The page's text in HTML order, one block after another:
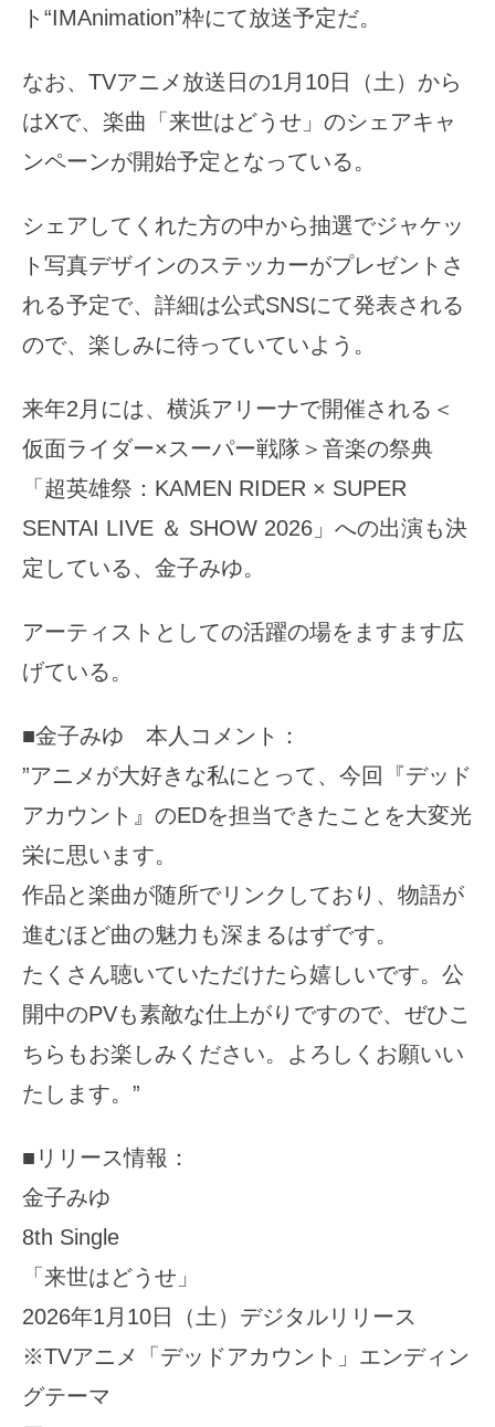
ト“IMAnimation”枠にて放送予定だ。
なお、TVアニメ放送日の1月10日（土）から
はXで、楽曲「来世はどうせ」のシェアキャ
ンペーンが開始予定となっている。
シェアしてくれた方の中から抽選でジャケッ
ト写真デザインのステッカーがプレゼントさ
れる予定で、詳細は公式SNSにて発表される
ので、楽しみに待っていていよう。
来年2月には、横浜アリーナで開催される＜
仮面ライダー×スーパー戦隊＞音楽の祭典
「超英雄祭：KAMEN RIDER × SUPER
SENTAI LIVE ＆ SHOW 2026」への出演も決
定している、金子みゆ。
アーティストとしての活躍の場をますます広
げている。
■金子みゆ 本人コメント：
”アニメが大好きな私にとって、今回『デッド
アカウント』のEDを担当できたことを大変光
栄に思います。
作品と楽曲が随所でリンクしており、物語が
進むほど曲の魅力も深まるはずです。
たくさん聴いていただけたら嬉しいです。公
開中のPVも素敵な仕上がりですので、ぜひこ
ちらもお楽しみください。よろしくお願いい
たします。”
■リリース情報：
金子みゆ
8th Single
「来世はどうせ」
2026年1月10日（土）デジタルリリース
※TVアニメ「デッドアカウント」エンディン
グテーマ